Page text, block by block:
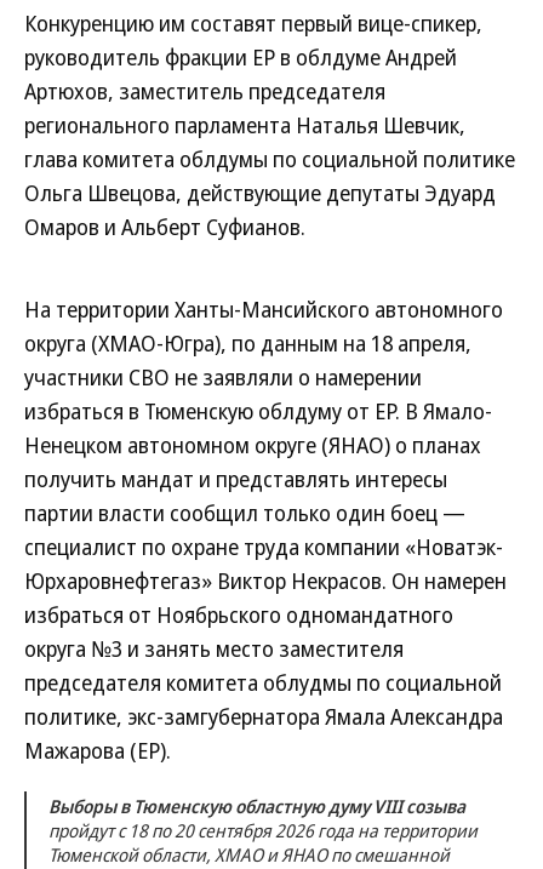
Конкуренцию им составят первый вице-спикер,
руководитель фракции ЕР в облдуме Андрей
Артюхов, заместитель председателя
регионального парламента Наталья Шевчик,
глава комитета облдумы по социальной политике
Ольга Швецова, действующие депутаты Эдуард
Омаров и Альберт Суфианов.
На территории Ханты-Мансийского автономного
округа (ХМАО-Югра), по данным на 18 апреля,
участники СВО не заявляли о намерении
избраться в Тюменскую облдуму от ЕР. В Ямало-
Ненецком автономном округе (ЯНАО) о планах
получить мандат и представлять интересы
партии власти сообщил только один боец —
специалист по охране труда компании «Новатэк-
Юрхаровнефтегаз» Виктор Некрасов. Он намерен
избраться от Ноябрьского одномандатного
округа №3 и занять место заместителя
председателя комитета облудмы по социальной
политике, экс-замгубернатора Ямала Александра
Мажарова (ЕР).
Выборы в Тюменскую областную думу VIII созыва
пройдут с 18 по 20 сентября 2026 года на территории
Тюменской области, ХМАО и ЯНАО по смешанной